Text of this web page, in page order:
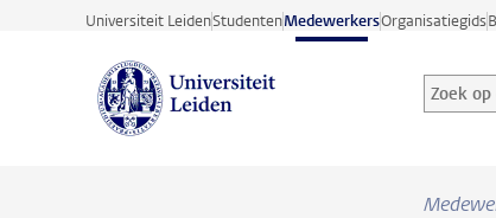
Ga direct naar de inhoud
Universiteit LeidenStudentenMedewerkersOrganisatiegids
Zoek op
Zoekterm